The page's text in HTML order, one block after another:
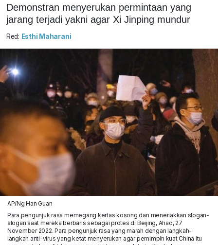
Demonstran menyerukan permintaan yang
jarang terjadi yakni agar Xi Jinping mundur
Red: Esthi Maharani
AP/Ng Han Guan
Para pengunjuk rasa memegang kertas kosong dan meneriakkan slogan-
slogan saat mereka berbaris sebagai protes di Beijing, Ahad, 27
November 2022. Para pengunjuk rasa yang marah dengan langkah-
langkah anti-virus yang ketat menyerukan agar pemimpin kuat China itu